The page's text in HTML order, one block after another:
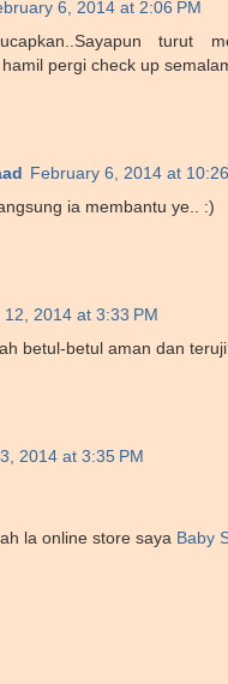
6, 2014 at 2:06 PM
turut
pergi check up
February 6, 2014 at
ia membantu ye.. :)
12, 2014 at 3:33 PM
betul-betul aman dan
2014 at 3:35 PM
la online store saya Baby